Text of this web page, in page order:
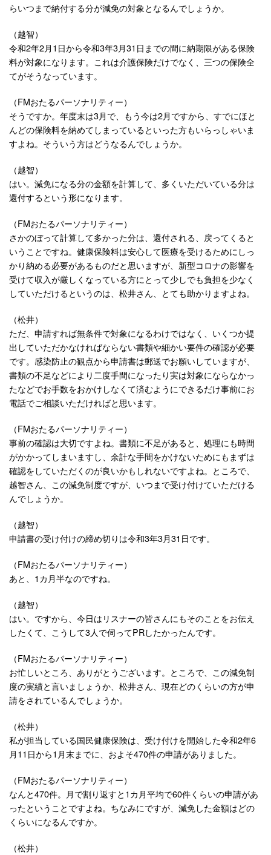
らいつまで納付する分が減免の対象となるんでしょうか。
（越智）
令和2年2月1日から令和3年3月31日までの間に納期限がある保険
料が対象になります。これは介護保険だけでなく、三つの保険全
てがそうなっています。
（FMおたるパーソナリティー）
そうですか。年度末は3月で、もう今は2月ですから、すでにほと
んどの保険料を納めてしまっているといった方もいらっしゃいま
すよね。そういう方はどうなるんでしょうか。
（越智）
はい。減免になる分の金額を計算して、多くいただいている分は
還付するという形になります。
（FMおたるパーソナリティー）
さかのぼって計算して多かった分は、還付される、戻ってくると
いうことですね。健康保険料は安心して医療を受けるためにしっ
かり納める必要があるものだと思いますが、新型コロナの影響を
受けて収入が厳しくなっている方にとって少しでも負担を少なく
していただけるというのは、松井さん、とても助かりますよね。
（松井）
ただ、申請すれば無条件で対象になるわけではなく、いくつか提
出していただかなければならない書類や細かい要件の確認が必要
です。感染防止の観点から申請書は郵送でお願いしていますが、
書類の不足などにより二度手間になったり実は対象にならなかっ
たなどでお手数をおかけしなくて済むようにできるだけ事前にお
電話でご相談いただければと思います。
（FMおたるパーソナリティー）
事前の確認は大切ですよね。書類に不足があると、処理にも時間
がかかってしまいますし、余計な手間をかけないためにもまずは
確認をしていただくのが良いかもしれないですよね。ところで、
越智さん、この減免制度ですが、いつまで受け付けていただける
んでしょうか。
（越智）
申請書の受け付けの締め切りは令和3年3月31日です。
（FMおたるパーソナリティー）
あと、1カ月半なのですね。
（越智）
はい。ですから、今日はリスナーの皆さんにもそのことをお伝え
したくて、こうして3人で伺ってPRしたかったんです。
（FMおたるパーソナリティー）
お忙しいところ、ありがとうございます。ところで、この減免制
度の実績と言いましょうか、松井さん、現在どのくらいの方が申
請をされているんでしょうか。
（松井）
私が担当している国民健康保険は、受け付けを開始した令和2年6
月11日から1月末までに、およそ470件の申請がありました。
（FMおたるパーソナリティー）
なんと470件。月で割り返すと1カ月平均で60件くらいの申請があ
ったということですよね。ちなみにですが、減免した金額はどの
くらいになるんですか。
（松井）